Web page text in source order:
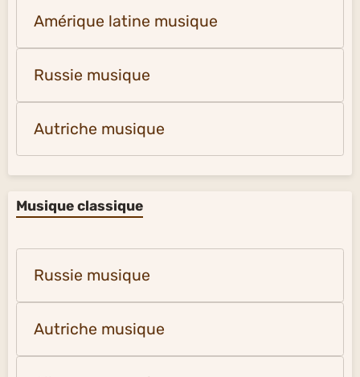
Amérique latine musique
Russie musique
Autriche musique
Musique classique
Russie musique
Autriche musique